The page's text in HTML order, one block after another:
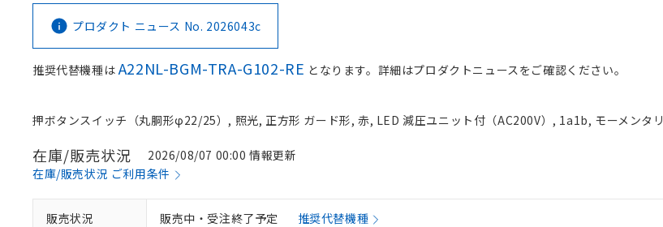
プロダクト ニュース No. 2026043c
推奨代替機種はA22NL-BGM-TRA-G102-RE となります。詳細はプロダクトニュースをご確認ください。
押ボタンスイッチ（丸胴形φ22/25）, 照光, 正方形 ガード形, 赤, LED 減圧ユニット付（AC200V）, 1a1b, モーメンタリ
在庫/販売状況
2026/08/07 00:00 情報更新
在庫/販売状況 ご利用条件
販売状況 販売中・受注終了予定 推奨代替機種